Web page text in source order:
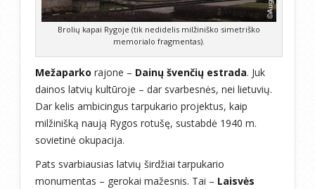
Brolių kapai Rygoje (tik nedidelis milžiniško simetriško
memorialo fragmentas).
Mežaparko rajone – Dainų švenčių estrada. Juk
dainos latvių kultūroje – dar svarbesnės, nei lietuvių.
Dar kelis ambicingus tarpukario projektus, kaip
milžinišką naują Rygos rotušę, sustabdė 1940 m.
sovietinė okupacija.
Pats svarbiausias latvių širdžiai tarpukario
monumentas – gerokai mažesnis. Tai – Laisvės